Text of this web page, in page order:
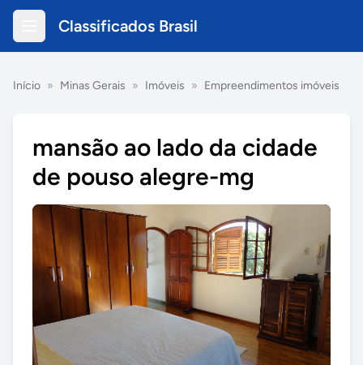
Classificados Brasil
Início » Minas Gerais » Imóveis » Empreendimentos imóveis
mansão ao lado da cidade
de pouso alegre-mg